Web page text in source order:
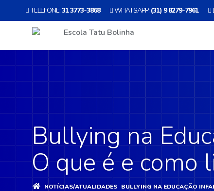
TELEFONE:31 3773-3868 WHATSAPP: (31) 9 8279-7961
Bullying na
O que é e como
NOTÍCIAS/ATUALIDADES BULLYING NA EDUCAÇÃO